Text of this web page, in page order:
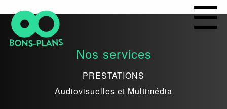
Nos services
PRESTATIONS
Audiovisuelles et Multimédia